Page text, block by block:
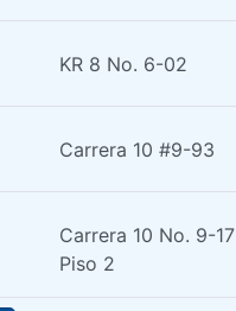
KR 8 No. 6-02
Carrera 10 #9-93
Carrera 10 No. 9-17
Piso 2